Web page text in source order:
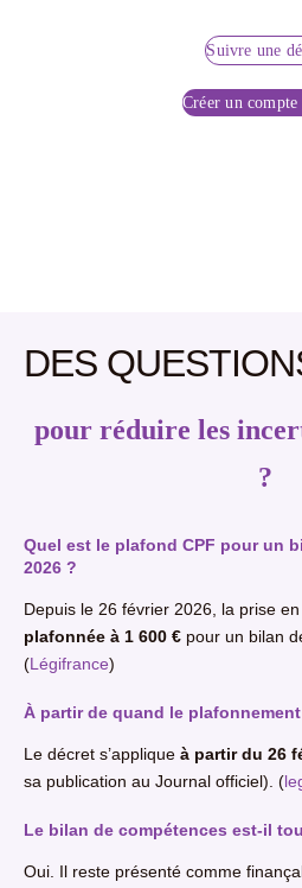
Suivre une
Créer un
DES
pour réduire les
?
Quel est le plafond CPF pour un
2026 ?
Depuis le 26 février 2026, la prise
plafonnée à 1 600 €pour un bilan
(Légifrance)
À partir de quand le
Le décret s’applique à partir du 26
sa publication au Journal officiel). (
Le bilan de compétences est-il
Oui. Il reste présenté comme